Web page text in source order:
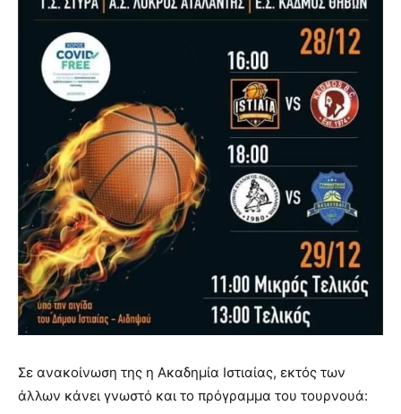
Σε ανακοίνωση της η Ακαδημία Ιστιαίας, εκτός των
άλλων κάνει γνωστό και το πρόγραμμα του τουρνουά: